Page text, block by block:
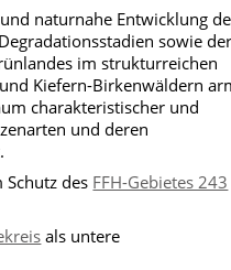
naturnahe Entwicklung
sowie
im strukturreichen
Kiefern-Birkenwäldern
charakteristischer und
und deren
des FFH-Gebietes 243
als untere